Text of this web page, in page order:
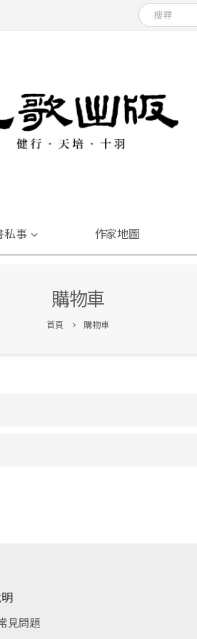
私事 作家地圖
購物車
首頁 購物車
見問題